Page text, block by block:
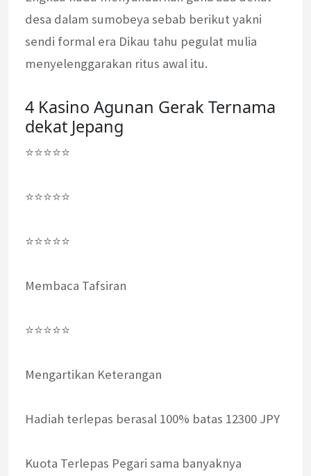
desa dalam sumobeya sebab berikut yakni
sendi formal era Dikau tahu pegulat mulia
menyelenggarakan ritus awal itu.
4 Kasino Agunan Gerak Ternama
dekat Jepang
⭐⭐⭐⭐⭐
⭐⭐⭐⭐⭐
⭐⭐⭐⭐⭐
Membaca Tafsiran
⭐⭐⭐⭐⭐
Mengartikan Keterangan
Hadiah terlepas berasal 100% batas 12300 JPY
Kuota Terlepas Pegari sama banyaknya